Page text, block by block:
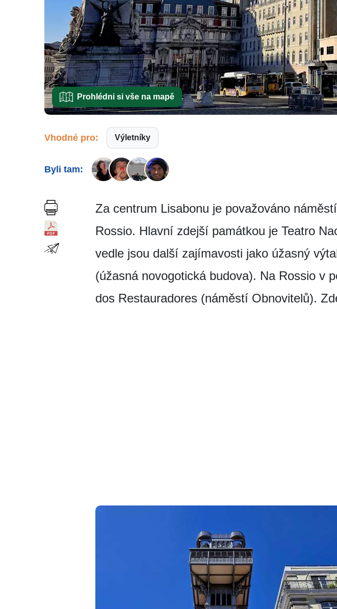
Prohlédni si vše na mapě
Vhodné pro: Výletníky
Byli tam:
Za centrum Lisabonu je považováno
Rossio. Hlavní zdejší památkou je Teatro
vedle jsou další zajímavosti jako úžasný
(úžasná novogotická budova). Na Rossio v
dos Restauradores (náměstí Obnovitelů).